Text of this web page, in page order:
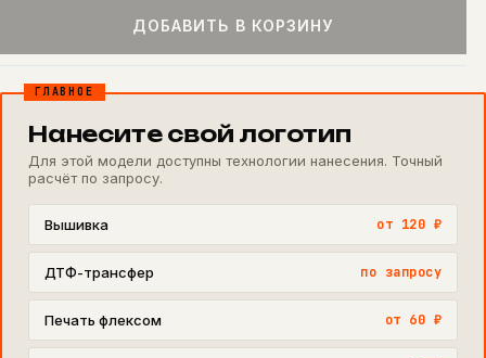
ДОБАВИТЬ В КОРЗИНУ
ГЛАВНОЕ
Нанесите свой логотип
Для этой модели доступны технологии нанесения. Точный
расчёт по запросу.
Вышивка от 120 ₽
ДТФ-трансфер по запросу
Печать флексом от 60 ₽